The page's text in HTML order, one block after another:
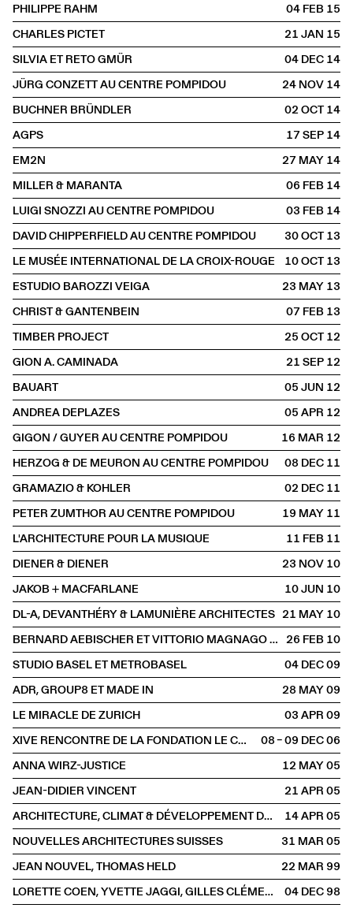
PHILIPPE RAHM
04 FEB2015
CHARLES PICTET
21 JAN2015
SILVIA ET RETO GMÜR
04 DEC2014
JÜRG CONZETT AU CENTRE POMPIDOU
24 NOV2014
BUCHNER BRÜNDLER
02 OCT2014
AGPS
17 SEP2014
EM2N
27 MAY2014
MILLER & MARANTA
06 FEB2014
LUIGI SNOZZI AU CENTRE POMPIDOU
03 FEB2014
DAVID CHIPPERFIELD AU CENTRE POMPIDOU
30 OCT2013
LE MUSÉE INTERNATIONAL DE LA CROIX-ROUGE
10 OCT2013
ESTUDIO BAROZZI VEIGA
23 MAY2013
CHRIST & GANTENBEIN
07 FEB2013
TIMBER PROJECT
25 OCT2012
GION A. CAMINADA
21 SEP2012
BAUART
05 JUN2012
ANDREA DEPLAZES
05 APR2012
GIGON / GUYER AU CENTRE POMPIDOU
16 MAR2012
HERZOG & DE MEURON AU CENTRE POMPIDOU
08 DEC2011
GRAMAZIO & KOHLER
02 DEC2011
PETER ZUMTHOR AU CENTRE POMPIDOU
19 MAY2011
L'ARCHITECTURE POUR LA MUSIQUE
11 FEB2011
DIENER & DIENER
23 NOV2010
JAKOB + MACFARLANE
10 JUN2010
DL-A, DEVANTHÉRY & LAMUNIÈRE ARCHITECTES 21 MAY2010
BERNARD AEBISCHER ET VITTORIO MAGNAGO LAMPUGNANI 26 FEB2010
STUDIO BASEL ET METROBASEL
04 DEC2009
ADR, GROUP8 ET MADE IN
28 MAY2009
LE MIRACLE DE ZURICH
03 APR2009
XIVE RENCONTRE DE LA FONDATION LE CORBUSIER
08 – 09 DEC2006
ANNA WIRZ-JUSTICE
12 MAY2005
JEAN-DIDIER VINCENT
21 APR2005
ARCHITECTURE, CLIMAT & DÉVELOPPEMENT DURABLE
14 APR2005
NOUVELLES ARCHITECTURES SUISSES
31 MAR2005
JEAN NOUVEL, THOMAS HELD
22 MAR1999
LORETTE COEN, YVETTE JAGGI, GILLES CLÉMENT, PIERRE-FRANÇOIS MOURIER
04 DEC1998